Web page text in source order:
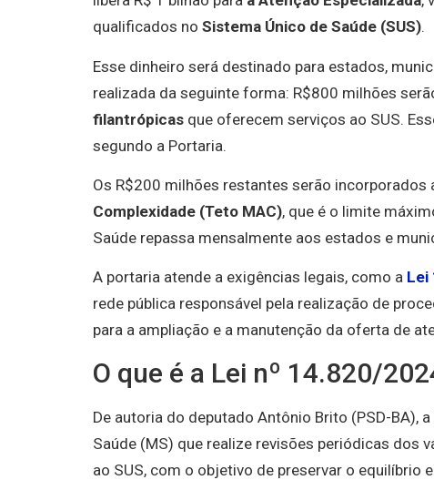
qualificados no Sistema Único de Saúde (SUS).
Esse dinheiro será destinado para estados,
realizada da seguinte forma: R$800 milhões
filantrópicas que oferecem serviços ao SUS.
segundo a Portaria.
Os R$200 milhões restantes serão incorporados
Complexidade (Teto MAC), que é o limite
Saúde repassa mensalmente aos estados e
A portaria atende a exigências legais, como a Lei
rede pública responsável pela realização de
para a ampliação e a manutenção da oferta de
O que é a Lei nº 14.820/
De autoria do deputado Antônio Brito (PSD-BA),
Saúde (MS) que realize revisões periódicas dos
ao SUS, com o objetivo de preservar o equilíbrio